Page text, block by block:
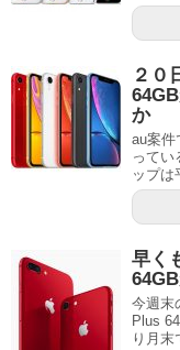
２０
か
au案件
ってい
ップは
早く
今週末
Plus
り月末